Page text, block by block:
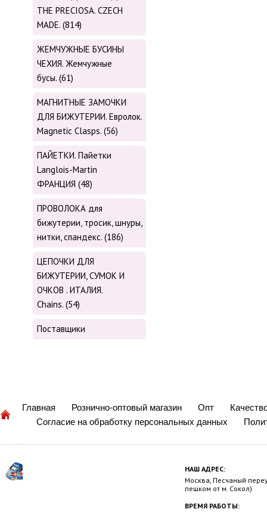
THE PRECIOSA. CZECH
MADE. (814)
ЖЕМЧУЖНЫЕ БУСИНЫ
ЧЕХИЯ. Жемчужные
бусы. (61)
МАГНИТНЫЕ ЗАМОЧКИ
ДЛЯ БИЖУТЕРИИ. Евролок.
Magnetic Сlasps. (56)
ПАЙЕТКИ. Пайетки
Langlois-Martin
ФРАНЦИЯ (48)
ПРОВОЛОКА для
бижутерии, тросик, шнуры,
нитки, cпандекс. (186)
ЦЕПОЧКИ ДЛЯ
БИЖУТЕРИИ, СУМОК И
ОЧКОВ . ИТАЛИЯ.
Chains. (54)
Поставщики
Главная Рознично-оптовый магазин Опт
Согласие на обработку персональных данных
НАШ АДРЕС:
Москва, Песчаный
пешком от м. Сокол)
ВРЕМЯ РАБОТЫ: